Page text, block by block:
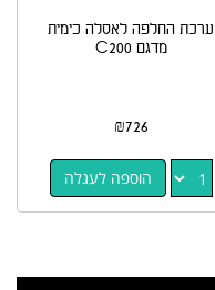
ערכת החלפה לאסלה כימית
מדגם C200
₪726
הוספה לעגלה